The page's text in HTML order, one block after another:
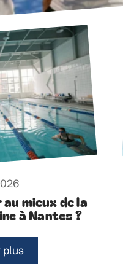
mieux de la
à Nantes ?
plus